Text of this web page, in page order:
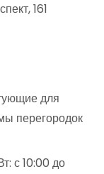
161
для
перегородок
с 10:00 до